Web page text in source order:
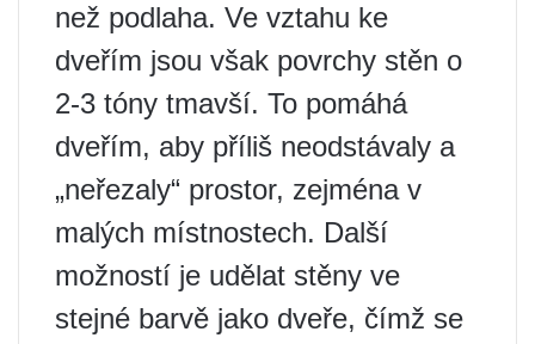
než podlaha. Ve vztahu ke
dveřím jsou však povrchy stěn o
2-3 tóny tmavší. To pomáhá
dveřím, aby příliš neodstávaly a
„neřezaly“ prostor, zejména v
malých místnostech. Další
možností je udělat stěny ve
stejné barvě jako dveře, čímž se